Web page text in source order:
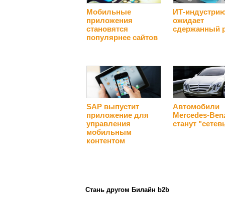
Мобильные
приложения
становятся
популярнее сайтов
ИТ-
ожидает
сдержанный
SAP выпустит
приложение для
управления
мобильным
контентом
Автомобили
Mercedes-
станут
Стань другом Билайн b2b